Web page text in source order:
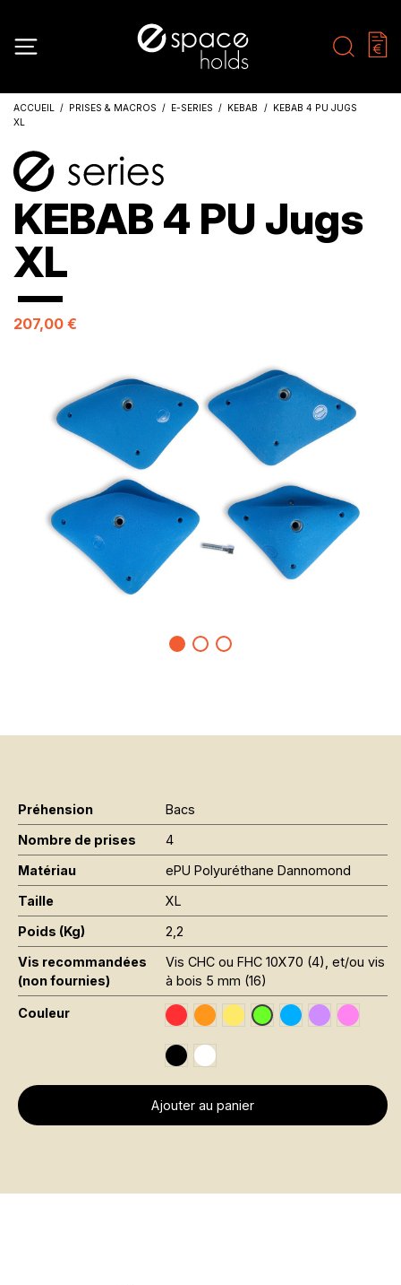
ACCUEIL PRISES & MACROS E-SERIES KEBAB
KEBAB 4 PU JUGS
XL
KEBAB 4 PU Jugs
XL
207,00 €
Préhension
Bacs
Nombre de prises
4
Matériau
ePU Polyuréthane Dannomond
Taille
XL
Poids (Kg)
2,2
Vis recommandées
(non fournies)
Vis CHC ou FHC 10X70 (4), et/ou vis
à bois 5 mm (16)
Couleur Traffic Red RAL 3020
Orange Fluo RAL 2005
Jaune Pantone 116C
Vert Fluo Pantone
Sky Blue RAL 5015
Signal Violet
Rose
Black RAL 9005
Traffic White RAL 9016
Ajouter au panier